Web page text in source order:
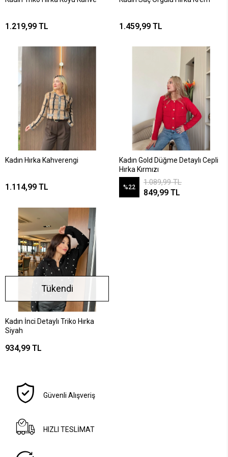
1.219,99 TL 1.459,99 TL
Kadın Hırka Kahverengi
1.114,99 TL
Kadın Gold Düğme Detaylı Cepli
Hırka Kırmızı
%22
1.089,99 TL
849,99 TL
Tükendi
Kadın İnci Detaylı Triko Hırka
Siyah
934,99 TL
Güvenli Alışveriş
HIZLI TESLİMAT